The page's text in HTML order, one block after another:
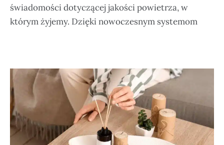
świadomości dotyczącej jakości powietrza, w
którym żyjemy. Dzięki nowoczesnym systemom